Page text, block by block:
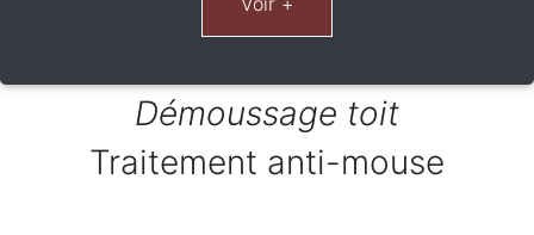
Démoussage toit
Traitement anti-mouse